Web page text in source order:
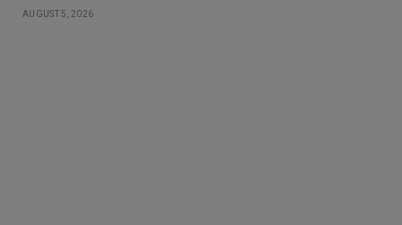
AUGUST 5, 2026